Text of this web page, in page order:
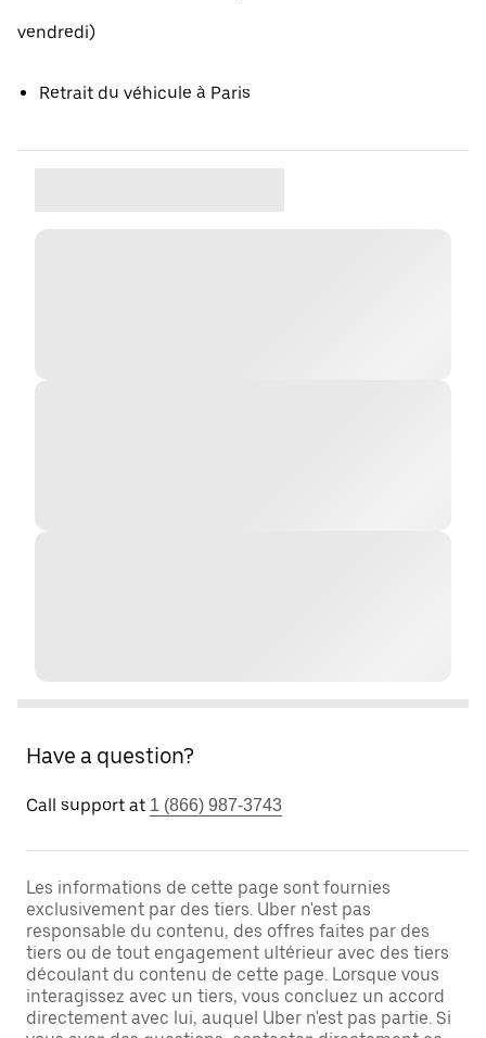
vendredi)
Retrait du véhicule à Paris
Have a question?
Call support at 1 (866) 987-3743
Les informations de cette page sont fournies
exclusivement par des tiers. Uber n'est pas
responsable du contenu, des offres faites par des
tiers ou de tout engagement ultérieur avec des tiers
découlant du contenu de cette page. Lorsque vous
interagissez avec un tiers, vous concluez un accord
directement avec lui, auquel Uber n'est pas partie. Si